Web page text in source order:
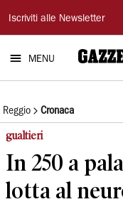
Gazzetta
di
Reggio
Iscriviti alle Newsletter
MENU
Reggio Cronaca
gualtieri
In 250 a
lotta al